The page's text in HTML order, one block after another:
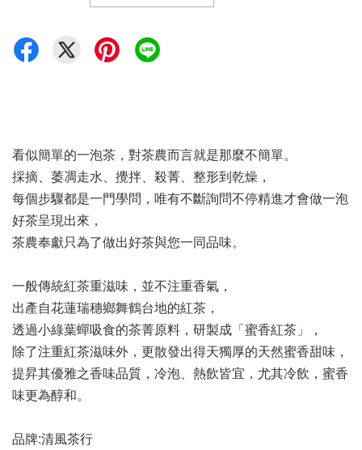
看似簡單的一泡茶，對茶農而言就是那麼不簡單。
採摘、萎凋走水、攪拌、殺菁、整形到乾燥，
每個步驟都是一門學問，唯有不斷詢問不停精進才會做一泡
好茶呈現出來，
茶農奉獻只為了做出好茶與您一同品味。
一般傳統紅茶重滋味，並不注重香氣，
出產自花蓮瑞穗鄉舞鶴台地的紅茶，
透過小綠葉蟬吸食的茶菁原料，研製成「蜜香紅茶」，
除了注重紅茶滋味外，更散發出得天獨厚的天然蜜香甜味，
提昇其優雅之香味品質，冷泡、熱飲皆宜，尤其冷飲，蜜香
味更為醇和。
品牌:清風茶行